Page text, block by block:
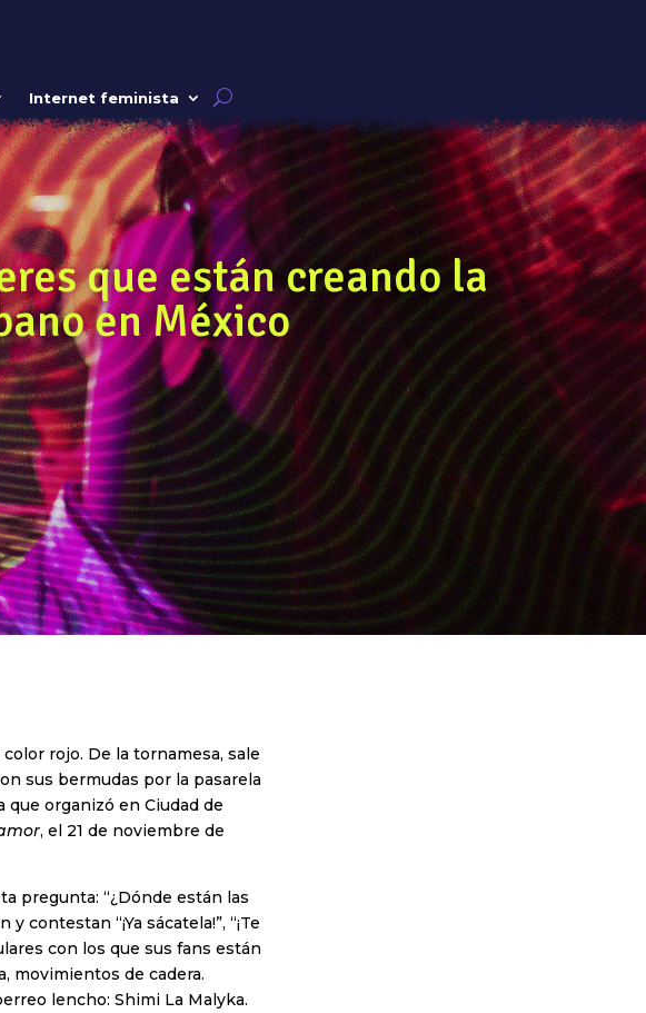
Internet feminista
que están creando la
en México
rojo. De la tornamesa, sale
sus bermudas por la pasarela
organizó en Ciudad de
, el 21 de noviembre de
pregunta: “¿Dónde están las
“¡Ya sácatela!”, “¡Te
con los que sus fans están
movimientos de cadera.
lencho: Shimi La Malyka.